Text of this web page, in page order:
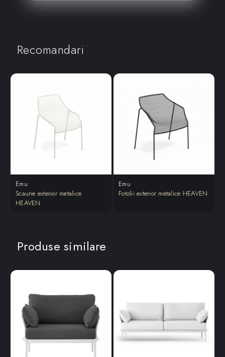
Recomandari
Emu
Scaune exterior metalice
HEAVEN
Emu
Fotolii exterior metalice HEAVEN
Produse similare